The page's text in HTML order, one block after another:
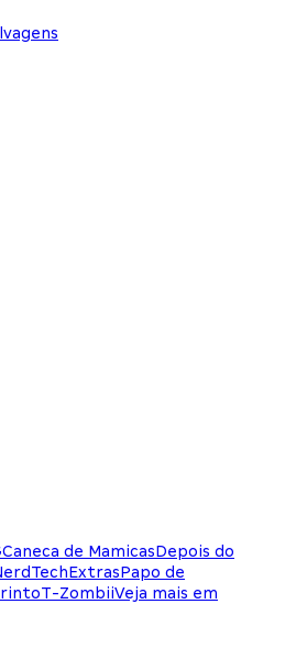
Caneca de MamicasDepois do
ExtrasPapo de
T-ZombiiVeja mais em